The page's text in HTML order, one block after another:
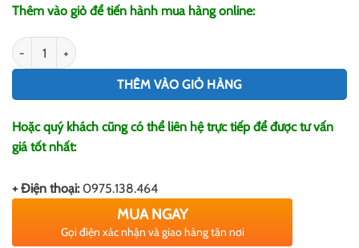
Thêm vào giỏ để tiến hành mua hàng online:
Tấm ốp PVC vân đá VD-13 số lượng
THÊM VÀO GIỎ HÀNG
Hoặc quý khách cũng có thể liên hệ trực tiếp để được tư vấn
giá tốt nhất:
+ Điện thoại: 0975.138.464
MUA NGAY
Gọi điện xác nhận và giao hàng tận nơi